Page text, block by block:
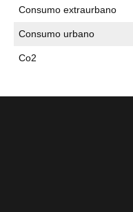
Consumo extraurbano
Consumo urbano
Co2